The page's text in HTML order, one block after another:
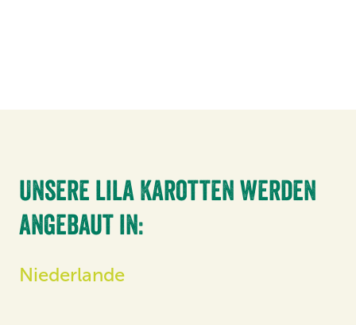
Unsere lila Karotten werden
angebaut in:
Niederlande